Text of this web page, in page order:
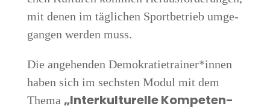
mit denen im täg­li­chen Sport­be­trieb umge­
gan­gen wer­den muss.
Die ange­hen­den Demokratietrainer*innen
haben sich im sechs­ten Modul mit dem
The­ma „Inter­kul­tu­rel­le Kom­pe­ten­